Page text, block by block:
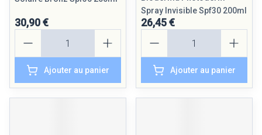
30,90 €
Ajouter au panier
Spray Invisible Spf30 200ml
26,45 €
Ajouter au panier